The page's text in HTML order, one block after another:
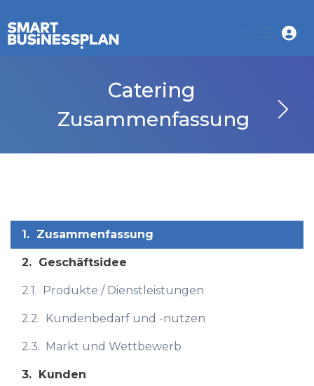
Catering
Zusammenfassung
1. Zusammenfassung
2. Geschäftsidee
2.1. Produkte / Dienstleistungen
2.2. Kundenbedarf und -nutzen
2.3. Markt und Wettbewerb
3. Kunden